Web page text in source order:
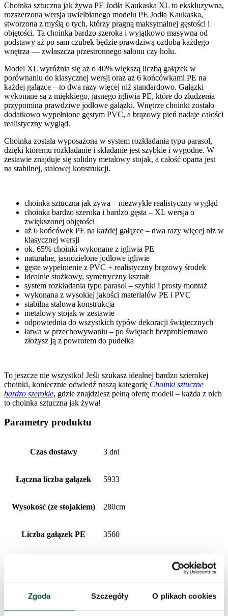
Zgoda Szczegóły O plikach cookies
Choinka sztuczna jak żywa PE Jodła Kaukaska XL to ekskluzywna,
rozszerzona wersja uwielbianego modelu PE Jodła Kaukaska,
stworzona z myślą o tych, którzy pragną maksymalnej gęstości i
objętości. Ta choinka bardzo szeroka i wyjątkowo masywna od
podstawy aż po sam czubek będzie prawdziwą ozdobą każdego
wnętrza — zwłaszcza przestronnego salonu czy holu.
Model XL wyróżnia się aż o 40% większą liczbą gałązek w
porównaniu do klasycznej wersji oraz aż 6 końcówkami PE na
każdej gałązce – to dwa razy więcej niż standardowo. Gałązki
wykonane są z miękkiego, jasnego igliwia PE, które do złudzenia
przypomina prawdziwe jodłowe gałązki. Wnętrze choinki zostało
dodatkowo wypełnione gęstym PVC, a brązowy pień nadaje całości
realistyczny wygląd.
Choinka została wyposażona w system rozkładania typu parasol,
dzięki któremu rozkładanie i składanie jest szybkie i wygodne. W
zestawie znajduje się solidny metalowy stojak, a całość oparta jest
na stabilnej, stalowej konstrukcji.
choinka sztuczna jak żywa – niezwykle realistyczny wygląd
choinka bardzo szeroka i bardzo gęsta – XL wersja o
zwiększonej objętości
aż 6 końcówek PE na każdej gałązce – dwa razy więcej niż w
klasycznej wersji
ok. 65% choinki wykonane z igliwia PE
naturalne, jasnozielone jodłowe igliwie
gęste wypełnienie z PVC + realistyczny brązowy środek
idealnie stożkowy, symetryczny kształt
system rozkładania typu parasol – szybki i prosty montaż
wykonana z wysokiej jakości materiałów PE i PVC
stabilna stalowa konstrukcja
metalowy stojak w zestawie
odpowiednia do wszystkich typów dekoracji świątecznych
łatwa w przechowywaniu – po świętach bezproblemowo
złożysz ją z powrotem do pudełka
To jeszcze nie wszystko! Jeśli szukasz idealnej bardzo szierokej
choinki, koniecznie odwiedź naszą kategorię Choinki sztuczne
bardzo szerokie, gdzie znajdziesz pełną ofertę modeli – każda z nich
to choinka sztuczna jak żywa!
Parametry produktu
Czas dostawy 3 dni
Łączna liczba gałązek 5933
Wysokość (ze stojakiem) 280cm
Liczba gałązek PE 3560